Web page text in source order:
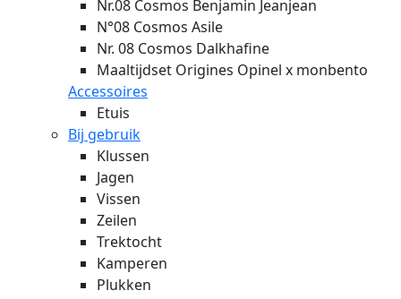
Nr.08 Cosmos Benjamin Jeanjean
N°08 Cosmos Asile
Nr. 08 Cosmos Dalkhafine
Maaltijdset Origines Opinel x monbento
Accessoires
Etuis
Bij gebruik
Klussen
Jagen
Vissen
Zeilen
Trektocht
Kamperen
Plukken